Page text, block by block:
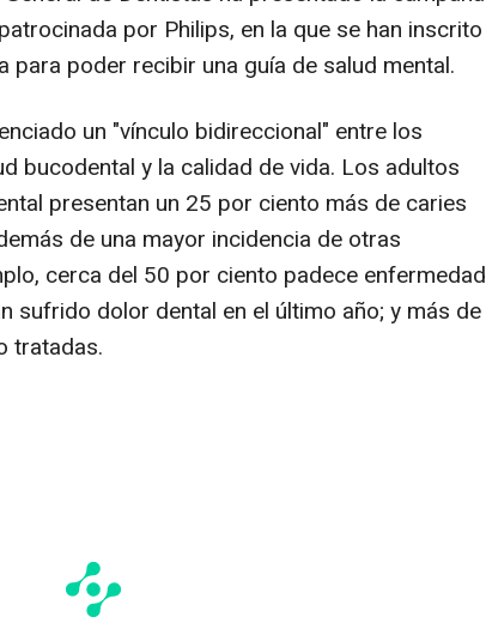
por Philips, en la que se han inscrito
para poder recibir una guía de salud mental.
un "vínculo bidireccional" entre los
bucodental y la calidad de vida. Los adultos
presentan un 25 por ciento más de caries
de una mayor incidencia de otras
cerca del 50 por ciento padece enfermedad
sufrido dolor dental en el último año; y más de
tratadas.